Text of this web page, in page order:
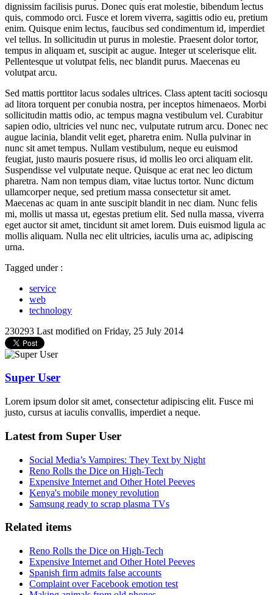
dignissim facilisis purus. Donec quis erat molestie, bibendum lectus
quis, commodo orci. Fusce et lorem viverra, sagittis odio eu, pretium
enim. Quisque enim lectus, faucibus sed condimentum id, imperdiet
vel tellus. In sollicitudin ut purus in molestie. Praesent dolor tortor,
tempus in aliquam et, suscipit ac augue. Integer ut scelerisque elit.
Pellentesque ut volutpat felis, nec blandit purus. Maecenas eu
volutpat arcu.
Sed mattis porttitor lacus sodales ultrices. Class aptent taciti sociosqu
ad litora torquent per conubia nostra, per inceptos himenaeos. Morbi
sollicitudin mattis odio, ac tempus magna vestibulum vel. Curabitur
sapien odio, ultricies vel nunc nec, vulputate rutrum arcu. Donec nec
augue lacinia, blandit velit eget, pharetra enim. Nulla pulvinar in
nunc sit amet tempus. Nullam vestibulum, neque eu euismod
feugiat, justo mauris posuere risus, id mollis leo orci aliquam elit.
Suspendisse vel vulputate neque. Quisque ac erat nec leo dictum
pharetra. Nam non tempus diam, vitae luctus tortor. Nunc dictum
ullamcorper neque, sed pretium massa consectetur sit amet.
Maecenas ac quam in ante suscipit blandit in nec diam. Nunc felis
mi, mollis ut massa ut, egestas pretium elit. Sed nulla massa, viverra
eget auctor sit amet, tincidunt sit amet lorem. Duis euismod ligula ac
mollis aliquam. Nulla nec elit ultricies, iaculis urna ac, adipiscing
urna.
Tagged under :
service
web
technology
230293 Last modified on Friday, 25 July 2014
Super User
Lorem ipsum dolor sit amet, consectetur adipiscing elit. Fusce mi
justo, cursus at iaculis convallis, imperdiet a neque.
Latest from Super User
Social Media’s Vampires: They Text by Night
Reno Rolls the Dice on High-Tech
Expensive Internet and Other Hotel Peeves
Kenya's mobile money revolution
Samsung ready to scrap plasma TVs
Related items
Reno Rolls the Dice on High-Tech
Expensive Internet and Other Hotel Peeves
Spanish firm admits false accounts
Complaint over Facebook emotion test